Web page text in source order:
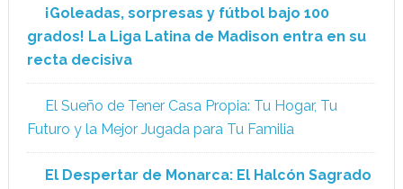
¡Goleadas, sorpresas y fútbol bajo 100
grados! La Liga Latina de Madison entra en su
recta decisiva
El Sueño de Tener Casa Propia: Tu Hogar, Tu
Futuro y la Mejor Jugada para Tu Familia
El Despertar de Monarca: El Halcón Sagrado